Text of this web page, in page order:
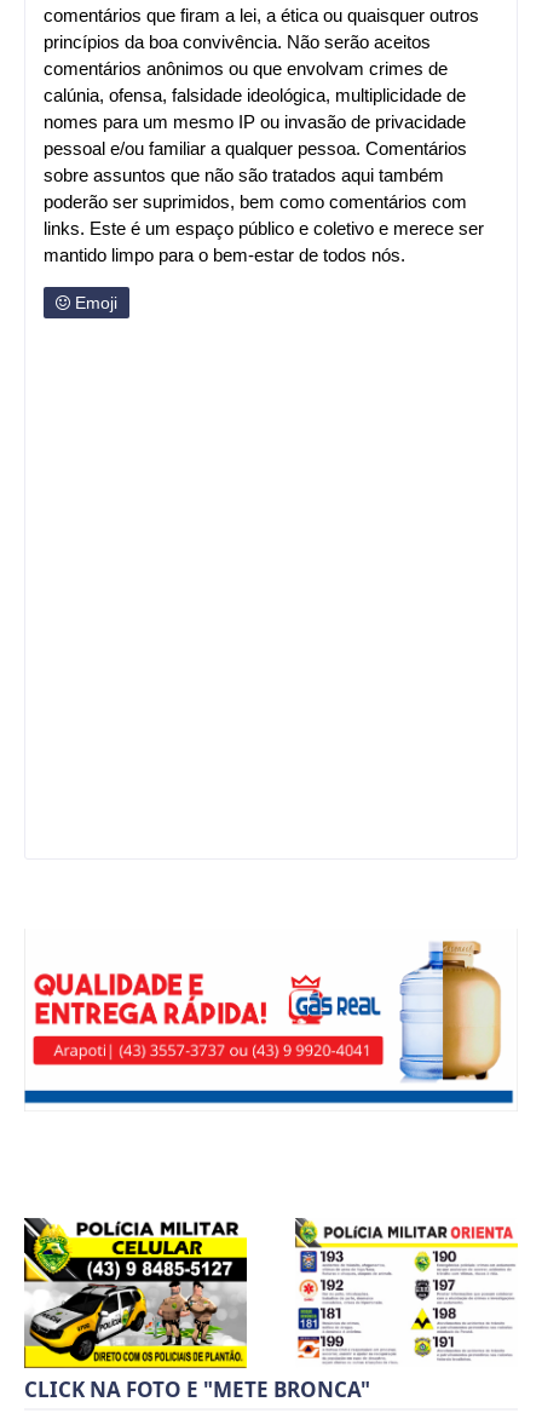
comentários que firam a lei, a ética ou quaisquer outros
princípios da boa convivência. Não serão aceitos
comentários anônimos ou que envolvam crimes de
calúnia, ofensa, falsidade ideológica, multiplicidade de
nomes para um mesmo IP ou invasão de privacidade
pessoal e/ou familiar a qualquer pessoa. Comentários
sobre assuntos que não são tratados aqui também
poderão ser suprimidos, bem como comentários com
links. Este é um espaço público e coletivo e merece ser
mantido limpo para o bem-estar de todos nós.
Emoji
CLICK NA FOTO E "METE BRONCA"